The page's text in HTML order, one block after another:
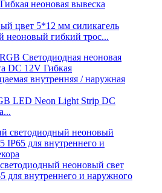
цвет 5*12 мм силикагель
неоновый гибкий трос...
LED Neon Light Strip DC
неоновый свет
для внутреннего и наружного